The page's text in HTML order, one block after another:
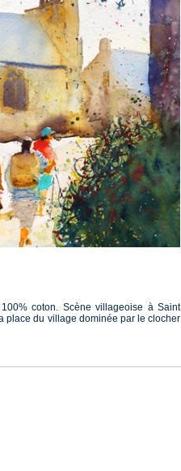
coton. Scène villageoise à Saint
place du village dominée par le clocher